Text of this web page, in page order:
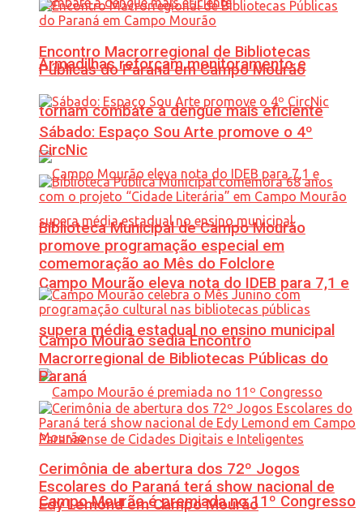
Armadilhas reforçam monitoramento e
tornam combate à dengue mais eficiente
Campo Mourão eleva nota do IDEB para 7,1 e
supera média estadual no ensino municipal
Campo Mourão é premiada no 11º Congresso
Encontro Macrorregional de Bibliotecas
Públicas do Paraná em Campo Mourão
Sábado: Espaço Sou Arte promove o 4º
CircNic
Biblioteca Municipal de Campo Mourão
promove programação especial em
comemoração ao Mês do Folclore
Campo Mourão sedia Encontro
Macrorregional de Bibliotecas Públicas do
Paraná
Cerimônia de abertura dos 72º Jogos
Escolares do Paraná terá show nacional de
Edy Lemond em Campo Mourão